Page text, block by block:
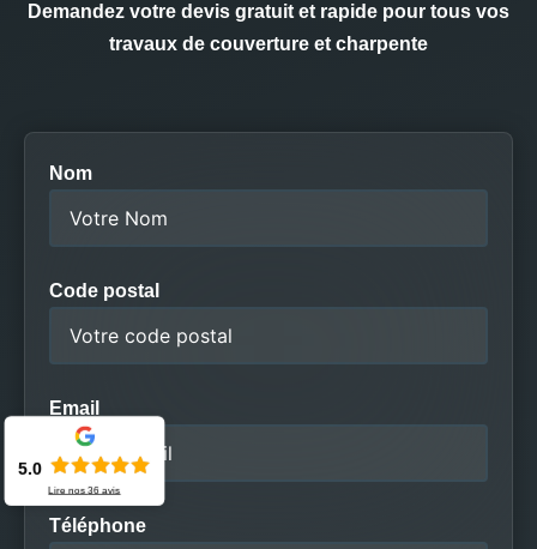
Demandez votre devis gratuit et rapide pour tous vos
travaux de couverture et charpente
Nom
Code postal
Email
Téléphone
5.0
Lire nos36 avis